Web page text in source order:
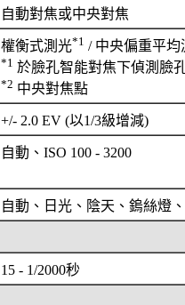
自動對焦或中央對焦
權衡式測光*1 / 中央偏重平均
*1 於臉孔智能對焦下偵測臉
*2 中央對焦點
+/- 2.0 EV (以1/3級增減)
自動、ISO 100 - 3200
自動、日光、陰天、鎢絲燈
15 - 1/2000秒